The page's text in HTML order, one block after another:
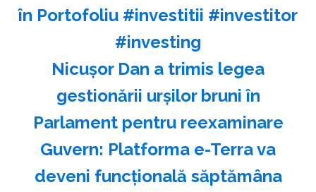
în Portofoliu #investitii #investitor
#investing
Nicuşor Dan a trimis legea
gestionării urşilor bruni în
Parlament pentru reexaminare
Guvern: Platforma e-Terra va
deveni funcţională săptămâna